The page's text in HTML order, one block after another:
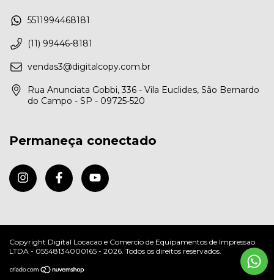
5511994468181
(11) 99446-8181
vendas3@digitalcopy.com.br
Rua Anunciata Gobbi, 336 - Vila Euclides, São Bernardo
do Campo - SP - 09725-520
Permaneça conectado
Copyright Digital Locacao e Comercio de Equipamentos de Impressao
LTDA - 05548134000165 - 2026. Todos os direitos reservados.